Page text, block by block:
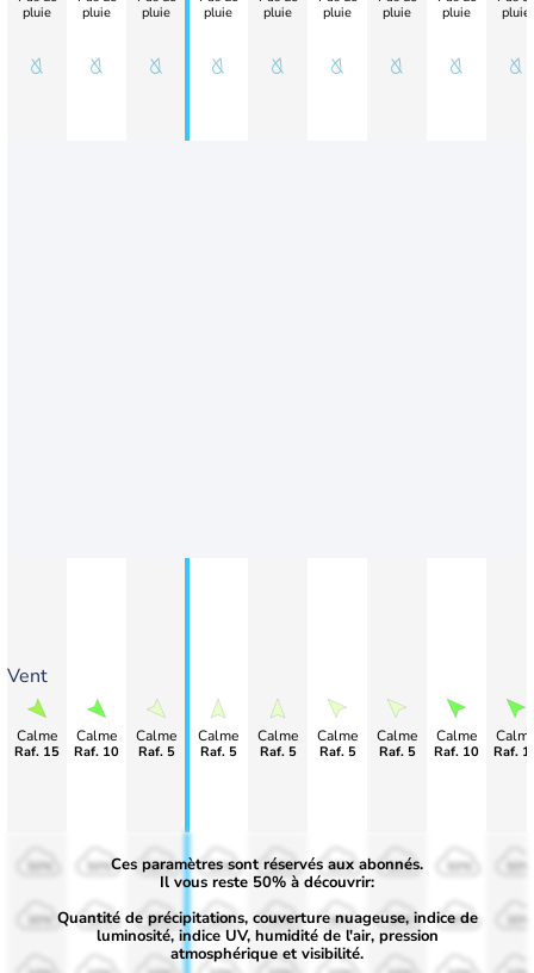
Vent
pluie
Calme
Raf. 15
pluie
Calme
Raf. 10
pluie
Calme
Raf. 5
pluie
Calme
Raf. 5
pluie
Calme
Raf. 5
pluie
Calme
Raf. 5
pluie
Calme
Raf. 5
pluie
Calme
Raf. 10
pluie
Raf.
50%
30%
50%
30%
50%
30%
50%
30%
50%
30%
50%
30%
50%
30%
Ces paramètres sont réservés aux abonnés.
Il vous reste 50% à découvrir:
Quantité de précipitations, couverture nuageuse, indice de
luminosité, indice UV, humidité de l'air, pression
atmosphérique et visibilité.